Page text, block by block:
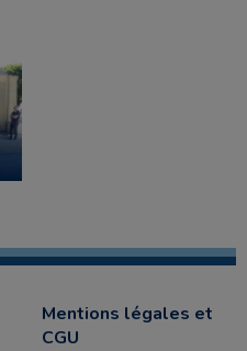
Mentions légales et
CGU